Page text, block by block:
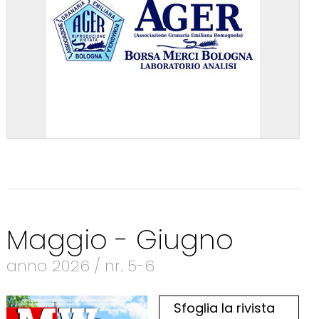
Maggio - Giugno
anno 2026 / nr. 5-6
Sfoglia la rivista